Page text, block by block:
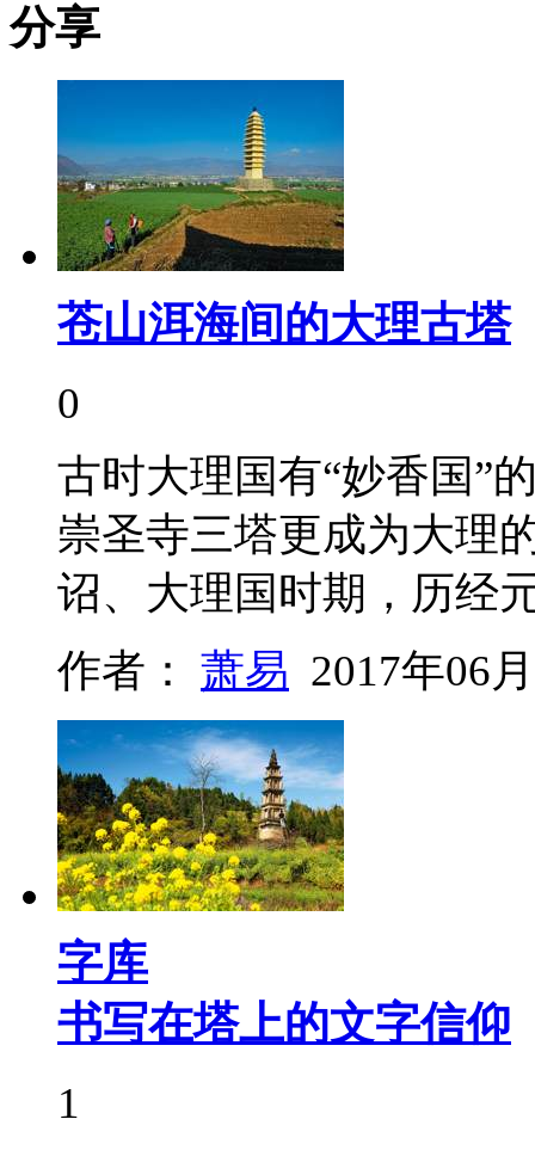
分享
苍山洱海间的大理古塔
0
古时大理国有“妙香国”
崇圣寺三塔更成为大理
诏、大理国时期，历
作者： 萧易 2017年06
字库
书写在塔上的文字信仰
1